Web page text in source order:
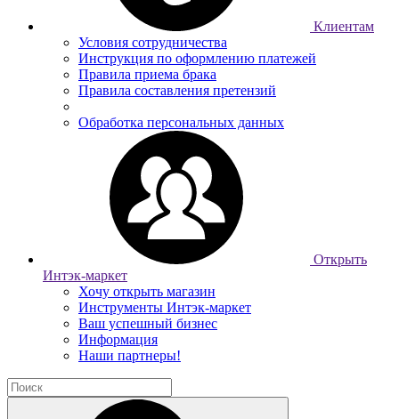
Клиентам
Условия сотрудничества
Инструкция по оформлению платежей
Правила приема брака
Правила составления претензий
Обработка персональных данных
Открыть
Интэк-маркет
Хочу открыть магазин
Инструменты Интэк-маркет
Ваш успешный бизнес
Информация
Наши партнеры!